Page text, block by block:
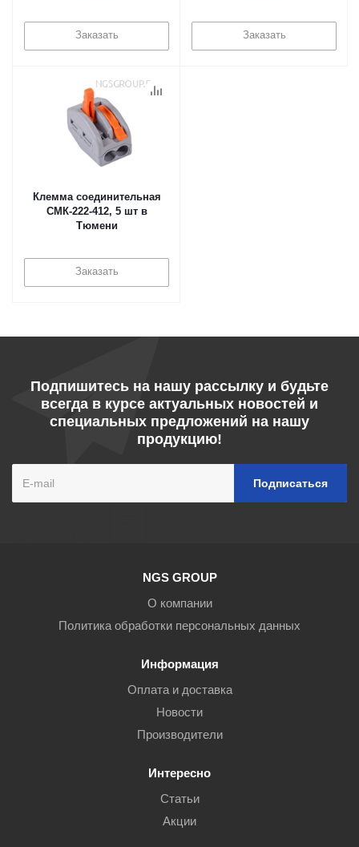
Заказать Заказать
Клемма соединительная
СМК-222-412, 5 шт в
Тюмени
Заказать
Подпишитесь на нашу рассылку и будьте
всегда в курсе актуальных новостей и
специальных предложений на нашу
продукцию!
NGS GROUP
О компании
Политика обработки персональных данных
Информация
Оплата и доставка
Новости
Производители
Интересно
Статьи
Акции